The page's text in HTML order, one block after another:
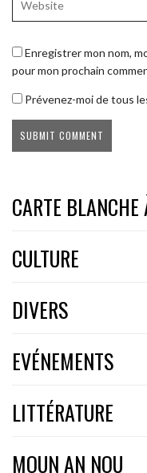
Enregistrer mon nom,
pour mon prochain
Prévenez-moi de tous
CARTE BLANCHE
CULTURE
DIVERS
EVÉNEMENTS
LITTÉRATURE
MOUN AN NOU